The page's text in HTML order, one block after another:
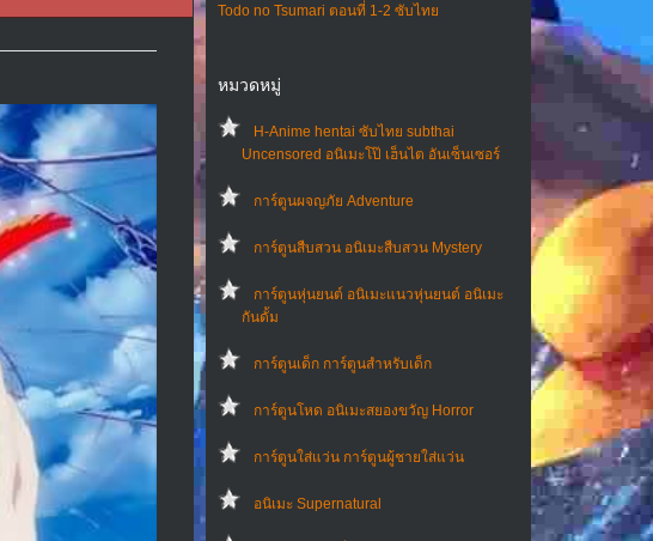
Todo no Tsumari ตอนที่ 1-2 ซับไทย
หมวดหมู่
H-Anime hentai ซับไทย subthai
Uncensored อนิเมะโป๊ เฮ็นไต อันเซ็นเซอร์
การ์ตูนผจญภัย Adventure
การ์ตูนสืบสวน อนิเมะสืบสวน Mystery
การ์ตูนหุ่นยนต์ อนิเมะแนวหุ่นยนต์ อนิเมะ
กันดั้ม
การ์ตูนเด็ก การ์ตูนสำหรับเด็ก
การ์ตูนโหด อนิเมะสยองขวัญ Horror
การ์ตูนใส่แว่น การ์ตูนผู้ชายใส่แว่น
อนิเมะ Supernatural